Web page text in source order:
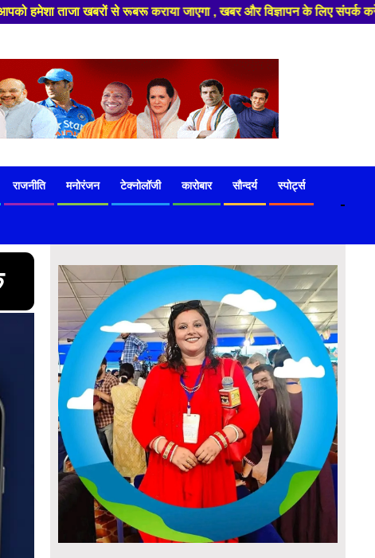
, खबर और विज्ञापन के लिए संपर्क करे +91 97541 60816 ,हमारे यूट्यूब
राजनीति मनोरंजन टेक्नोलॉजी कारोबार सौन्दर्य स्पोर्ट्स
-